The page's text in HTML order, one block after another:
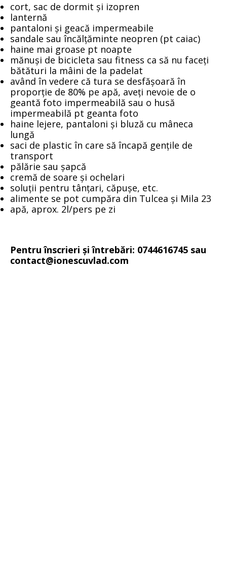
cort, sac de dormit și izopren
lanternă
pantaloni și geacă impermeabile
sandale sau încălțăminte neopren (pt caiac)
haine mai groase pt noapte
mănuși de bicicleta sau fitness ca să nu faceți
bătături la mâini de la padelat
având în vedere că tura se desfășoară în
proporție de 80% pe apă, aveți nevoie de o
geantă foto impermeabilă sau o husă
impermeabilă pt geanta foto
haine lejere, pantaloni și bluză cu mâneca
lungă
saci de plastic în care să încapă gențile de
transport
pălărie sau șapcă
cremă de soare și ochelari
soluții pentru tânțari, căpușe, etc.
alimente se pot cumpăra din Tulcea și Mila 23
apă, aprox. 2l/pers pe zi
Pentru înscrieri și întrebări: 0744616745 sau
contact@ionescuvlad.com